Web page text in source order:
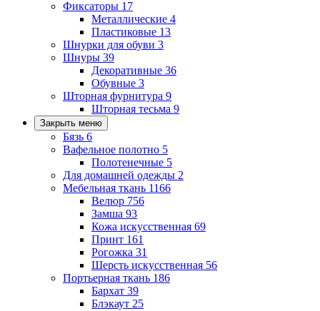
Фиксаторы 17
Металлические 4
Пластиковые 13
Шнурки для обуви 3
Шнуры 39
Декоративные 36
Обувные 3
Шторная фурнитура 9
Шторная тесьма 9
Закрыть меню
Бязь 6
Вафельное полотно 5
Полотенечные 5
Для домашней одежды 2
Мебельная ткань 1166
Велюр 756
Замша 93
Кожа искусственная 69
Принт 161
Рогожка 31
Шерсть искусственная 56
Портьерная ткань 186
Бархат 39
Блэкаут 25